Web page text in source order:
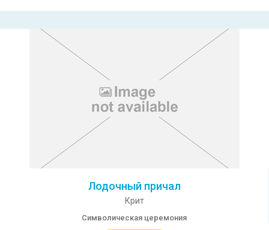
Лодочный причал
Крит
Символическая церемония